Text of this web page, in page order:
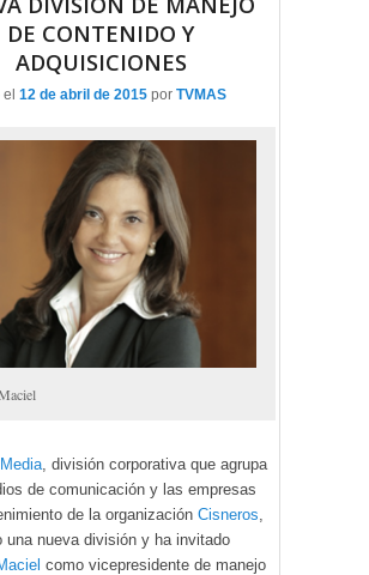
DE CONTENIDO Y
ADQUISICIONES
el 12 de abril de 2015 por TVMAS
, división corporativa que agrupa
de comunicación y las empresas
de la organización Cisneros
una nueva división y ha invitado
como vicepresidente de manejo